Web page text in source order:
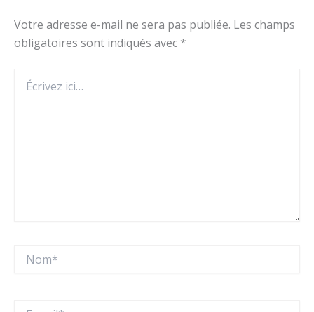
Votre adresse e-mail ne sera pas publiée. Les champs
obligatoires sont indiqués avec *
ici…